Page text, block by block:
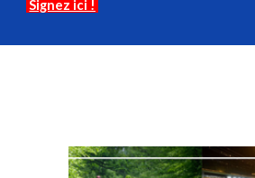
Signez ici !